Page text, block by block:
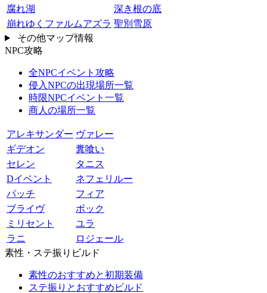
腐れ湖
深き根の底
崩れゆくファルムアズラ 聖別雪原
その他マップ情報
NPC攻略
全NPCイベント攻略
侵入NPCの出現場所一覧
時限NPCイベント一覧
商人の場所一覧
アレキサンダー ヴァレー
ギデオン
糞喰い
セレン
タニス
Dイベント
ネフェリルー
パッチ
フィア
ブライヴ
ボック
ミリセント
ユラ
ラニ
ロジェール
素性・ステ振りビルド
素性のおすすめと初期装備
ステ振りとおすすめビルド